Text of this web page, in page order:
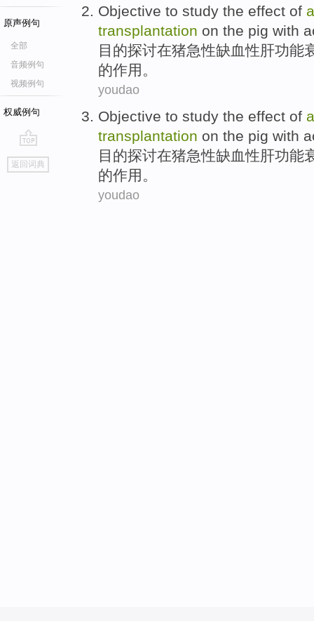
原声例句
全部
音频例句
视频例句
权威例句
go
top
返回词典
Objective to study the effect of
transplantation on the pig with
目的探讨在猪急性缺血性肝功能
的作用 。
youdao
Objective to study the effect of
transplantation on the pig with
目的探讨在猪急性缺血性 肝功能
的作用 。
youdao